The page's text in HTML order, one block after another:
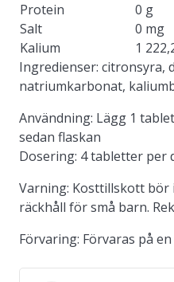
Protein
0 g
Salt
0 mg
Kalium
1
Ingredienser: citronsyra,
natriumkarbonat,
Användning: Lägg 1
sedan flaskan
Dosering: 4 tabletter per
Varning: Kosttillskott bör
räckhåll för små barn.
Förvaring: Förvaras på